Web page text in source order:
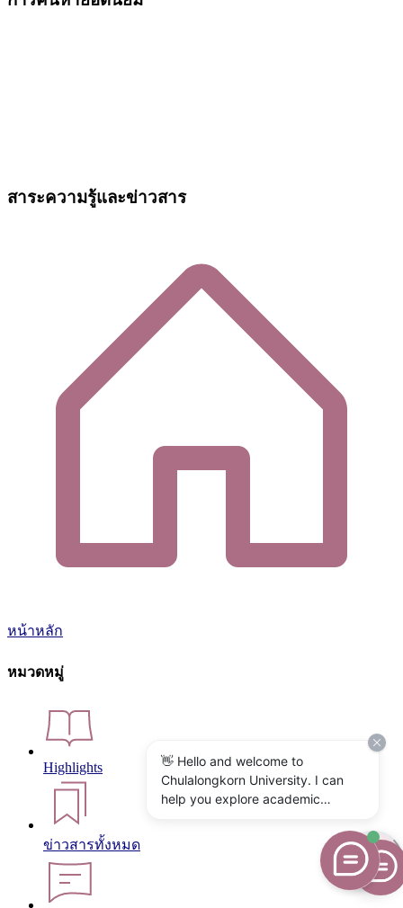
สาระความรู้และข่าวสาร
หน้าหลัก
หมวดหมู่
Highlights
ข่าวสารทั้งหมด
👋 Hello and welcome to
Chulalongkorn University. I can
help you explore academic